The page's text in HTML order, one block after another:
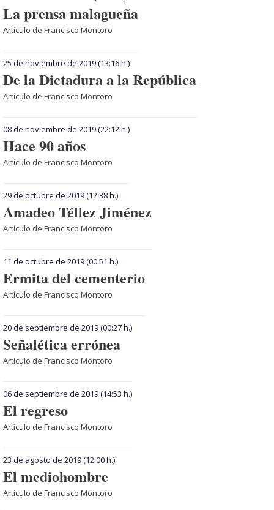
La prensa malagueña
Artículo de Francisco Montoro
25 de noviembre de 2019(13:16 h.)
De la Dictadura a la República
Artículo de Francisco Montoro
08 de noviembre de 2019(22:12 h.)
Hace 90 años
Artículo de Francisco Montoro
29 de octubre de 2019(12:38 h.)
Amadeo Téllez Jiménez
Artículo de Francisco Montoro
11 de octubre de 2019(00:51 h.)
Ermita del cementerio
Artículo de Francisco Montoro
20 de septiembre de 2019(00:27 h.)
Señalética errónea
Artículo de Francisco Montoro
06 de septiembre de 2019(14:53 h.)
El regreso
Artículo de Francisco Montoro
23 de agosto de 2019(12:00 h.)
El mediohombre
Artículo de Francisco Montoro